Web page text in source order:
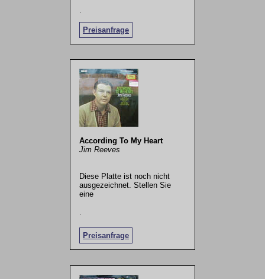
Preisanfrage
According To My Heart
Jim Reeves
Diese Platte ist noch nicht
ausgezeichnet. Stellen Sie
eine
Preisanfrage
.